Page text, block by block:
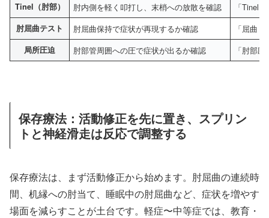
Tinel（肘部） 肘内側を軽く叩打し、末梢への放散を確認 「Tinel
肘屈曲テスト 肘屈曲保持で症状が再現するか確認 「屈曲
局所圧迫 肘部管周囲への圧で症状が出るか確認 「肘部
保存療法：活動修正を先に置き、スプリン
トと神経滑走は反応で調整する
保存療法は、まず活動修正から始めます。肘屈曲の連続時
間、机縁への肘当て、睡眠中の肘屈曲など、症状を増やす
場面を減らすことが土台です。軽症〜中等症では、教育・